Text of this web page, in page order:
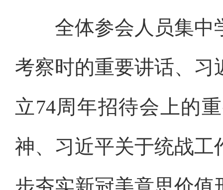
全体参会人员集中
考察时的重要讲话、
立74周年招待会上的
神、习近平关于统战工